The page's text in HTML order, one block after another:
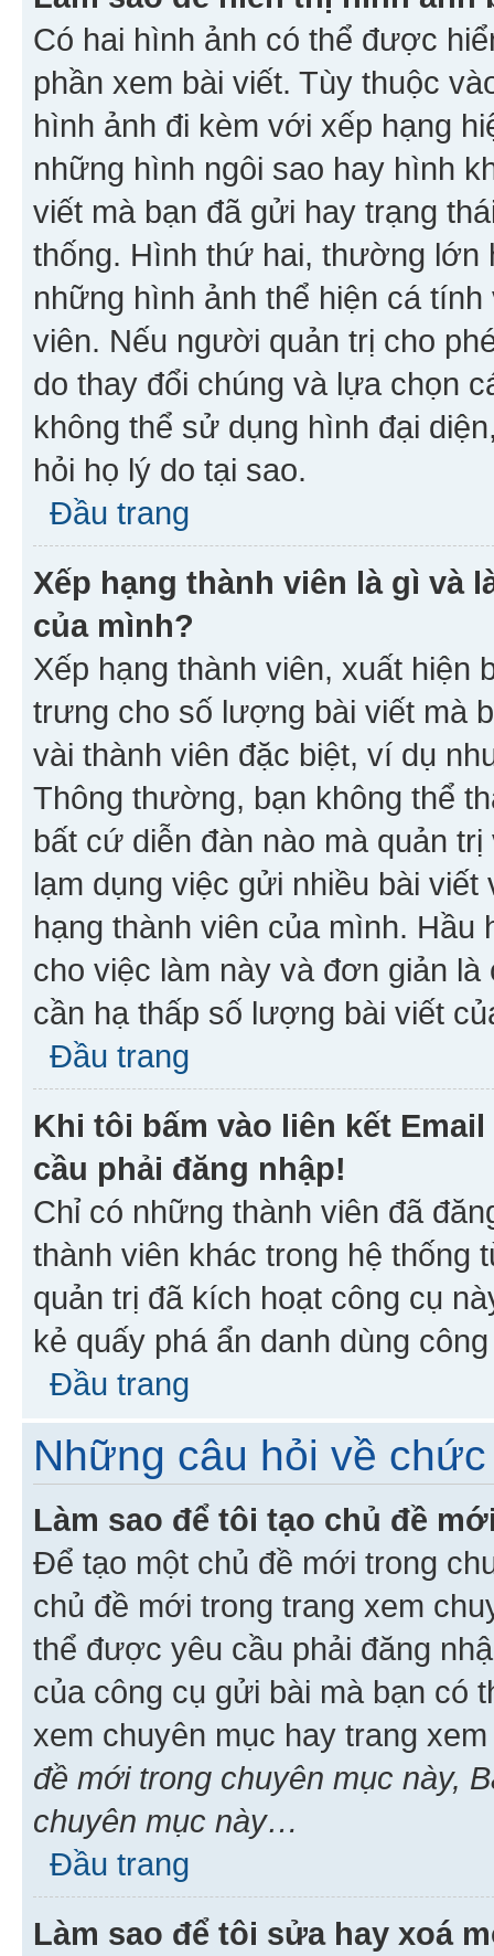
Có hai hình ảnh có thể được
phần xem bài viết. Tùy thuộc
hình ảnh đi kèm với xếp hạng
những hình ngôi sao hay hình
viết mà bạn đã gửi hay trạng
thống. Hình thứ hai, thường
những hình ảnh thể hiện cá
viên. Nếu người quản trị cho
do thay đổi chúng và lựa chọn
không thể sử dụng hình đại
hỏi họ lý do tại sao.
Đầu trang
Xếp hạng thành viên là gì và
của mình?
Xếp hạng thành viên, xuất
trưng cho số lượng bài viết mà
vài thành viên đặc biệt, ví dụ
Thông thường, bạn không thể
bất cứ diễn đàn nào mà quản
lạm dụng việc gửi nhiều bài
hạng thành viên của mình. Hầu
cho việc làm này và đơn giản
cần hạ thấp số lượng bài viết
Đầu trang
Khi tôi bấm vào liên kết
cầu phải đăng nhập!
Chỉ có những thành viên đã
thành viên khác trong hệ thống
quản trị đã kích hoạt công cụ
kẻ quấy phá ẩn danh dùng
Đầu trang
Những câu hỏi về
Làm sao để tôi tạo chủ đề
Để tạo một chủ đề mới trong
chủ đề mới trong trang xem
thể được yêu cầu phải đăng
của công cụ gửi bài mà bạn có
xem chuyên mục hay trang
đề mới trong chuyên mục này,
chuyên mục này…
Đầu trang
Làm sao để tôi sửa hay xoá